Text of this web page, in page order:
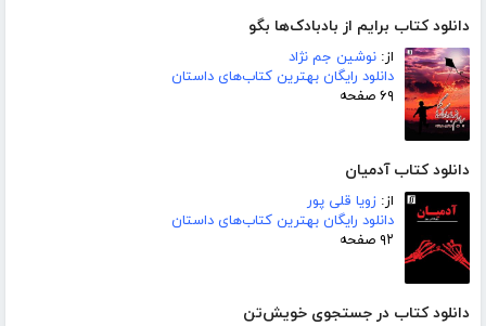
دانلود کتاب برایم از بادبادک‌ها بگو
از: نوشین جم نژاد
دانلود رایگان بهترین کتاب‌های داستان
۶۹ صفحه
دانلود کتاب آدمیان
از: زویا قلی پور
دانلود رایگان بهترین کتاب‌های داستان
۹۲ صفحه
دانلود کتاب در جستجوی خویش‌تن